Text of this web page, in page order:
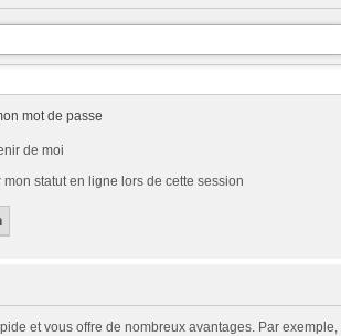
mot de passe
de moi
mon statut en ligne lors de cette session
et vous offre de nombreux avantages. Par